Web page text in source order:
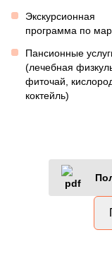
Экскурсионная
программа по
Пансионные
(лечебная
фиточай,
коктейль)